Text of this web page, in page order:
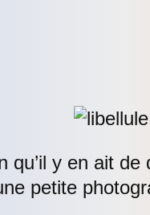
y en ait
petite